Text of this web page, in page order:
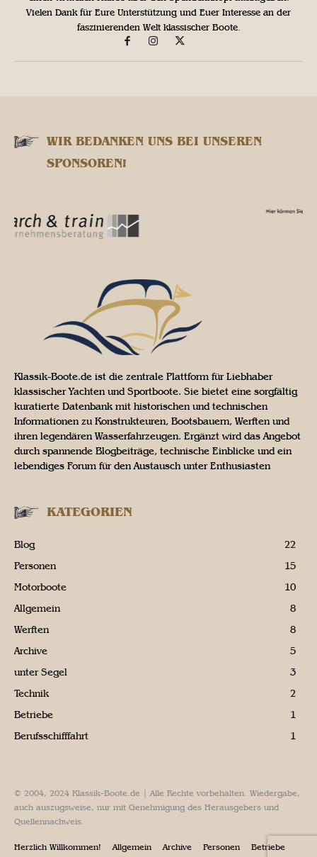
Vielen Dank für Eure Unterstützung und Euer Interesse an der
faszinierenden Welt klassischer Boote.
WIR BEDANKEN UNS BEI UNSEREN
SPONSOREN!
Klassik-Boote.de ist die zentrale Plattform für Liebhaber
klassischer Yachten und Sportboote. Sie bietet eine sorgfältig
kuratierte Datenbank mit historischen und technischen
Informationen zu Konstrukteuren, Bootsbauern, Werften und
ihren legendären Wasserfahrzeugen. Ergänzt wird das Angebot
durch spannende Blogbeiträge, technische Einblicke und ein
lebendiges Forum für den Austausch unter Enthusiasten
KATEGORIEN
Blog
22
Personen
15
Motorboote
10
Allgemein
8
Werften
8
Archive
5
unter Segel
3
Technik
2
Betriebe
1
Berufsschifffahrt
1
© 2004, 2024 Klassik-Boote.de | Alle Rechte vorbehalten. Wiedergabe,
auch auszugsweise, nur mit Genehmigung des Herausgebers und
Quellennachweis.
Herzlich Willkommen! Allgemein Archive Personen
Betriebe